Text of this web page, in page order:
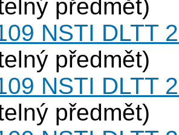
předmět)
NSTI DLTT
předmět)
NSTI DLTT
předmět)